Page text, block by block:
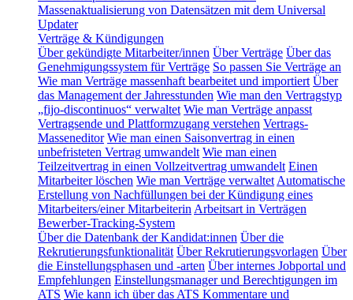
Massenaktualisierung von Datensätzen mit dem Universal
Updater
Verträge & Kündigungen
Über gekündigte Mitarbeiter/innen Über Verträge Über das
Genehmigungssystem für Verträge So passen Sie Verträge an
Wie man Verträge massenhaft bearbeitet und importiert Über
das Management der Jahresstunden Wie man den Vertragstyp
„fijo-discontinuos“ verwaltet Wie man Verträge anpasst
Vertragsende und Plattformzugang verstehen Vertrags-
Masseneditor Wie man einen Saisonvertrag in einen
unbefristeten Vertrag umwandelt Wie man einen
Teilzeitvertrag in einen Vollzeitvertrag umwandelt Einen
Mitarbeiter löschen Wie man Verträge verwaltet Automatische
Erstellung von Nachfüllungen bei der Kündigung eines
Mitarbeiters/einer Mitarbeiterin Arbeitsart in Verträgen
Bewerber-Tracking-System
Über die Datenbank der Kandidat:innen Über die
Rekrutierungsfunktionalität Über Rekrutierungsvorlagen Über
die Einstellungsphasen und -arten Über internes Jobportal und
Empfehlungen Einstellungsmanager und Berechtigungen im
ATS Wie kann ich über das ATS Kommentare und